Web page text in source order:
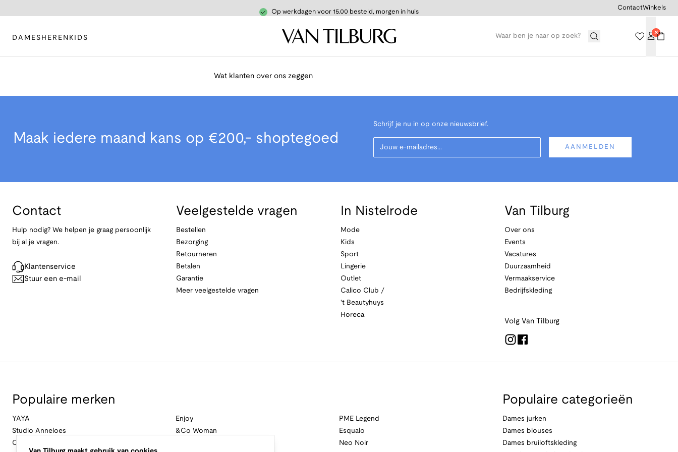
Op werkdagen voor 15.00 besteld, morgen in huis
DAMES HEREN KIDS
ContactWinkels
Wat klanten over ons zeggen
Maak iedere maand kans op €200,- shoptegoed
Schrijf je nu in op onze nieuwsbrief.
Your Email
AANMELDEN
Contact
Hulp nodig? We helpen je graag persoonlijk
bij al je vragen.
Klantenservice
Stuur een e-mail
Veelgestelde vragen
Bestellen
Bezorging
Retourneren
Betalen
Garantie
Meer veelgestelde vragen
In Nistelrode
Mode
Kids
Sport
Lingerie
Outlet
Calico Club /
't Beautyhuys
Horeca
Van Tilburg
Over ons
Events
Vacatures
Duurzaamheid
Vermaakservice
Bedrijfskleding
Volg Van Tilburg
Populaire merken
YAYA
Studio Anneloes
Cambio
Enjoy
&Co Woman
PME Legend
Esqualo
Neo Noir
Populaire categorieën
Dames jurken
Dames blouses
Dames bruiloftskleding